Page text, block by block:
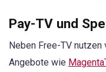
Pay-TV und
Neben Free-TV nutzen
Angebote wie